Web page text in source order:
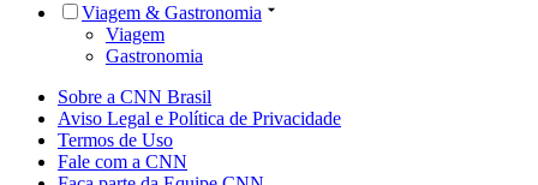
Viagem & Gastronomia
Viagem
Gastronomia
Sobre a CNN Brasil
Aviso Legal e Política de Privacidade
Termos de Uso
Fale com a CNN